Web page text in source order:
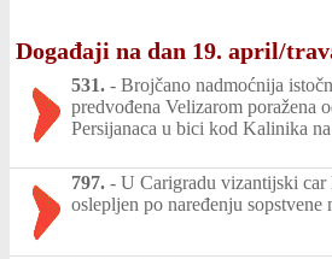
Događaji na dan 19. april/
531. - Brojčano nadmoćnija
predvođena Velizarom poražena
Persijanaca u bici kod Kalinika
797. - U Carigradu vizantijski
oslepljen po naređenju sopstvene